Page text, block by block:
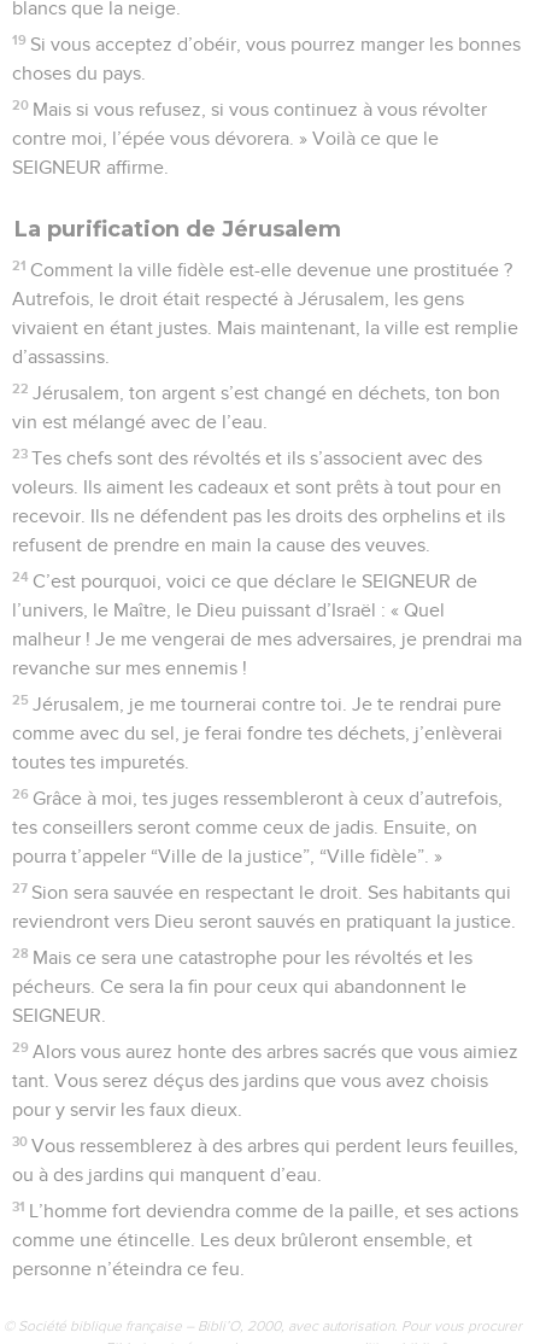
blancs que la neige.
19 Si vous acceptez d’obéir, vous pourrez manger les bonnes
choses du pays.
20 Mais si vous refusez, si vous continuez à vous révolter
contre moi, l’épée vous dévorera. » Voilà ce que le
SEIGNEUR affirme.
La purification de Jérusalem
21 Comment la ville fidèle est-elle devenue une prostituée ?
Autrefois, le droit était respecté à Jérusalem, les gens
vivaient en étant justes. Mais maintenant, la ville est remplie
d’assassins.
22 Jérusalem, ton argent s’est changé en déchets, ton bon
vin est mélangé avec de l’eau.
23 Tes chefs sont des révoltés et ils s’associent avec des
voleurs. Ils aiment les cadeaux et sont prêts à tout pour en
recevoir. Ils ne défendent pas les droits des orphelins et ils
refusent de prendre en main la cause des veuves.
24 C’est pourquoi, voici ce que déclare le SEIGNEUR de
l’univers, le Maître, le Dieu puissant d’Israël : « Quel
malheur ! Je me vengerai de mes adversaires, je prendrai ma
revanche sur mes ennemis !
25 Jérusalem, je me tournerai contre toi. Je te rendrai pure
comme avec du sel, je ferai fondre tes déchets, j’enlèverai
toutes tes impuretés.
26 Grâce à moi, tes juges ressembleront à ceux d’autrefois,
tes conseillers seront comme ceux de jadis. Ensuite, on
pourra t’appeler “Ville de la justice”, “Ville fidèle”. »
27 Sion sera sauvée en respectant le droit. Ses habitants qui
reviendront vers Dieu seront sauvés en pratiquant la justice.
28 Mais ce sera une catastrophe pour les révoltés et les
pécheurs. Ce sera la fin pour ceux qui abandonnent le
SEIGNEUR.
29 Alors vous aurez honte des arbres sacrés que vous aimiez
tant. Vous serez déçus des jardins que vous avez choisis
pour y servir les faux dieux.
30 Vous ressemblerez à des arbres qui perdent leurs feuilles,
ou à des jardins qui manquent d’eau.
31 L’homme fort deviendra comme de la paille, et ses actions
comme une étincelle. Les deux brûleront ensemble, et
personne n’éteindra ce feu.
© Société biblique française – Bibli’O, 2000, avec autorisation. Pour vous procurer